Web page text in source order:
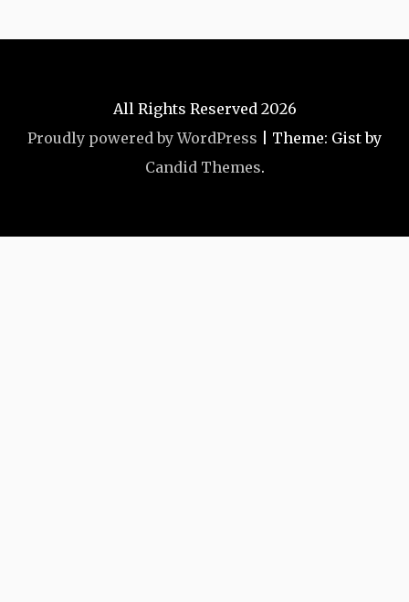
All Rights Reserved 2026
Proudly powered by WordPress
Theme: Gist by
Candid Themes.